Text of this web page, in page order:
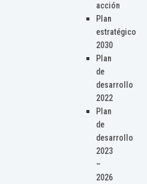
acción
Plan
estratégico
2030
Plan
de
desarrollo
2022
Plan
de
desarrollo
2023
–
2026